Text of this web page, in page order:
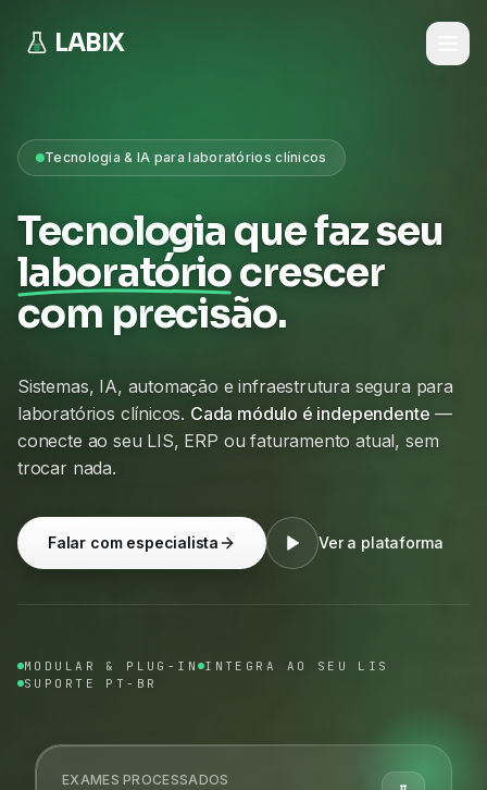
LABIX
Tecnologia & IA para laboratórios clínicos
Tecnologia que faz seu
laboratóriocrescer
com precisão.
Sistemas, IA, automação e infraestrutura segura para
laboratórios clínicos. Cada módulo é independente —
conecte ao seu LIS, ERP ou faturamento atual, sem
trocar nada.
Falar com especialista Ver a plataforma
MODULAR & PLUG-IN INTEGRA AO SEU LIS
SUPORTE PT-BR
EXAMES PROCESSADOS